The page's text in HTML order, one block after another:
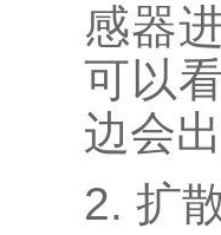
感器
可以
边会
2. 扩